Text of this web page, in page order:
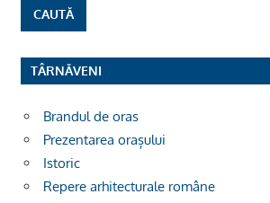
TÂRNĂVENI
Brandul de oras
Prezentarea orașului
Istoric
Repere arhitecturale române